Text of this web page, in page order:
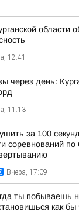
области
12:41
через день:
11:13
за 100
соревнований
Вчера, 17:09
ты побываешь
как бы